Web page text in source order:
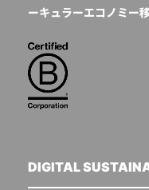
ーキュラーエコノミー
DIGITAL